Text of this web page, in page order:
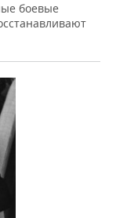
боевые